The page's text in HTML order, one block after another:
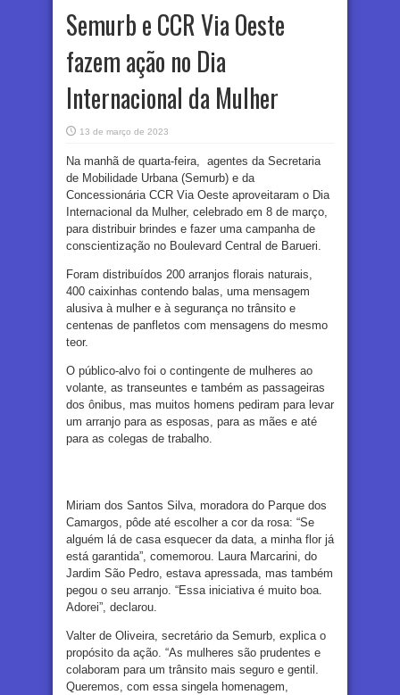
Semurb e CCR Via Oeste
fazem ação no Dia
Internacional da Mulher
13 de março de 2023
Na manhã de quarta-feira, agentes da Secretaria
de Mobilidade Urbana (Semurb) e da
Concessionária CCR Via Oeste aproveitaram o Dia
Internacional da Mulher, celebrado em 8 de março,
para distribuir brindes e fazer uma campanha de
conscientização no Boulevard Central de Barueri.
Foram distribuídos 200 arranjos florais naturais,
400 caixinhas contendo balas, uma mensagem
alusiva à mulher e à segurança no trânsito e
centenas de panfletos com mensagens do mesmo
teor.
O público-alvo foi o contingente de mulheres ao
volante, as transeuntes e também as passageiras
dos ônibus, mas muitos homens pediram para levar
um arranjo para as esposas, para as mães e até
para as colegas de trabalho.
Miriam dos Santos Silva, moradora do Parque dos
Camargos, pôde até escolher a cor da rosa: “Se
alguém lá de casa esquecer da data, a minha flor já
está garantida”, comemorou. Laura Marcarini, do
Jardim São Pedro, estava apressada, mas também
pegou o seu arranjo. “Essa iniciativa é muito boa.
Adorei”, declarou.
Valter de Oliveira, secretário da Semurb, explica o
propósito da ação. “As mulheres são prudentes e
colaboram para um trânsito mais seguro e gentil.
Queremos, com essa singela homenagem,